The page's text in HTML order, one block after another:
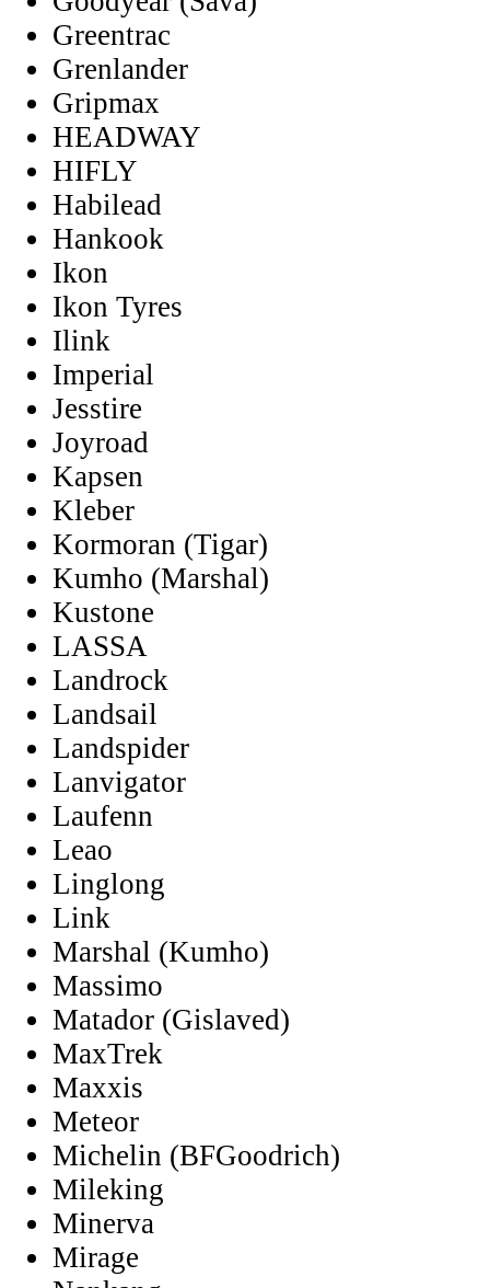
Greentrac
Grenlander
Gripmax
HEADWAY
HIFLY
Habilead
Hankook
Ikon
Ikon Tyres
Ilink
Imperial
Jesstire
Joyroad
Kapsen
Kleber
Kormoran (Tigar)
Kumho (Marshal)
Kustone
LASSA
Landrock
Landsail
Landspider
Lanvigator
Laufenn
Leao
Linglong
Link
Marshal (Kumho)
Massimo
Matador (Gislaved)
MaxTrek
Maxxis
Meteor
Michelin (BFGoodrich)
Mileking
Minerva
Mirage